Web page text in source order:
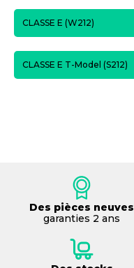
CLASSE E (W212)
CLASSE E T-Model (S212)
Des pièces neuves
garanties 2 ans